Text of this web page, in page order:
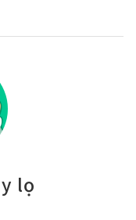
lọ